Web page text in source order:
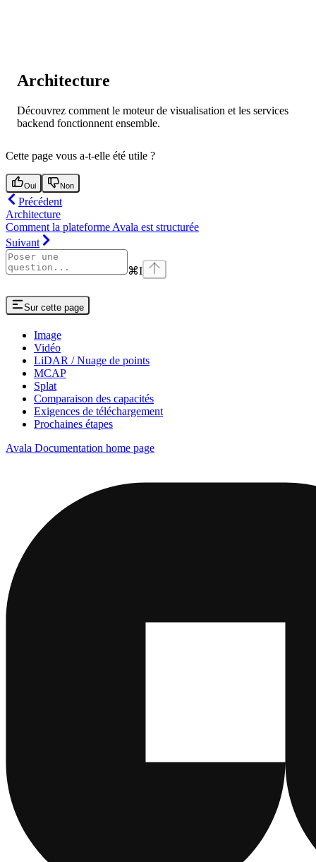
Architecture
Découvrez comment le moteur de visualisation et les services
backend fonctionnent ensemble.
Cette page vous a-t-elle été utile ?
Oui Non
Précédent
Architecture
Comment la plateforme Avala est structurée
Suivant
⌘I
Sur cette page
Image
Vidéo
LiDAR / Nuage de points
MCAP
Splat
Comparaison des capacités
Exigences de téléchargement
Prochaines étapes
Avala Documentation home page